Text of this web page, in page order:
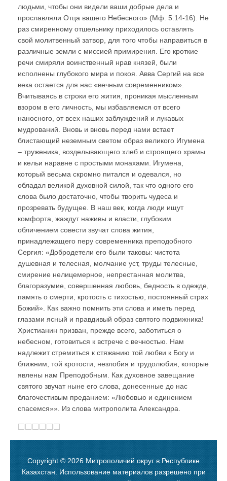
людьми, чтобы они видели ваши добрые дела и
прославляли Отца вашего Небесного» (Мф. 5:14-16). Не
раз смиренному отшельнику приходилось оставлять
свой молитвенный затвор, для того чтобы направиться в
различные земли с миссией примирения. Его кроткие
речи смиряли воинственный нрав князей, были
исполнены глубокого мира и покоя. Авва Сергий на все
века остается для нас «вечным современником».
Вчитываясь в строки его жития, проникая мысленным
взором в его личность, мы избавляемся от всего
наносного, от всех наших заблуждений и лукавых
мудрований. Вновь и вновь перед нами встает
блистающий неземным светом образ великого Игумена
– труженика, возделывающего хлеб и строящего храмы
и кельи наравне с простыми монахами. Игумена,
который весьма скромно питался и одевался, но
обладал великой духовной силой, так что одного его
слова было достаточно, чтобы творить чудеса и
прозревать будущее. В наш век, когда люди ищут
комфорта, жаждут наживы и власти, глубоким
обличением совести звучат слова жития,
принадлежащего перу современника преподобного
Сергия: «Добродетели его были таковы: чистота
душевная и телесная, молчание уст, труды телесные,
смирение нелицемерное, непрестанная молитва,
благоразумие, совершенная любовь, бедность в одежде,
память о смерти, кротость с тихостью, постоянный страх
Божий». Как важно помнить эти слова и иметь перед
глазами ясный и правдивый образ святого подвижника!
Христианин призван, прежде всего, заботиться о
небесном, готовиться к встрече с вечностью. Нам
надлежит стремиться к стяжанию той любви к Богу и
ближним, той кротости, незлобия и трудолюбия, которые
явлены нам Преподобным. Как духовное завещание
святого звучат ныне его слова, донесенные до нас
благочестивым преданием: «Любовью и единением
спасемся»». Из слова митрополита Александра.
Copyright © 2026 Митрополичий округ в Республике
Казахстан. Использование материалов разрешено при